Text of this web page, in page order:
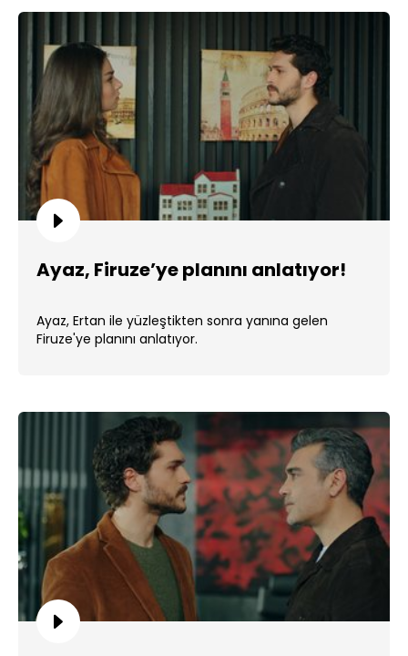
Ayaz, Firuze’ye planını anlatıyor!
Ayaz, Ertan ile yüzleştikten sonra yanına gelen
Firuze'ye planını anlatıyor.